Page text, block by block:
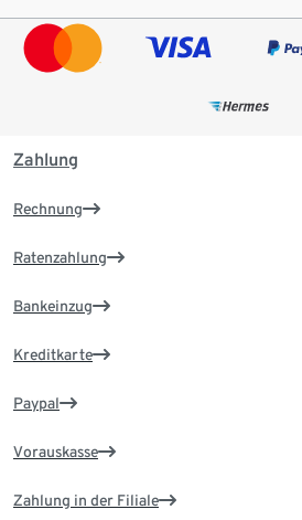
Zahlung
Rechnung
Ratenzahlung
Bankeinzug
Kreditkarte
Paypal
Vorauskasse
Zahlung in der Filiale